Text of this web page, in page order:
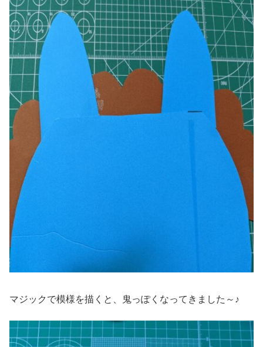
マジックで模様を描くと、鬼っぽくなってきました～♪